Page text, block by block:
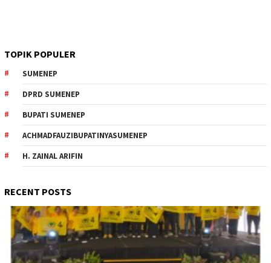
TOPIK POPULER
SUMENEP
DPRD SUMENEP
BUPATI SUMENEP
ACHMADFAUZIBUPATINYASUMENEP
H. ZAINAL ARIFIN
RECENT POSTS